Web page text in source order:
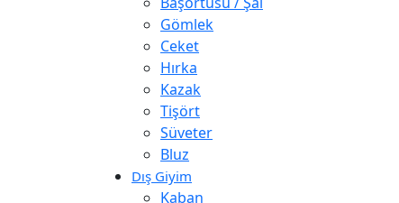
Gömlek
Ceket
Hırka
Kazak
Tişört
Süveter
Bluz
Dış Giyim
Kaban